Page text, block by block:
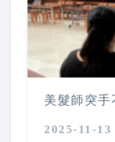
美髮師突
2025-11-13